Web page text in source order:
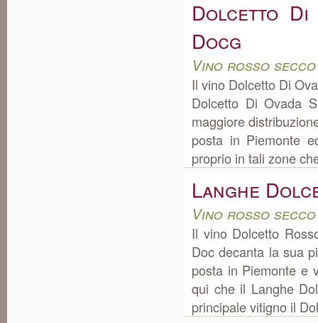
Dolcetto Di
Docg
Vino rosso secco
Il vino Dolcetto Di
Dolcetto Di Ovada
maggiore
posta in Piemonte
proprio in tali zone
Langhe
Vino rosso secco
Il vino Dolcetto
Doc decanta la sua
posta in Piemonte e
qui che il Langhe
principale vitigno il